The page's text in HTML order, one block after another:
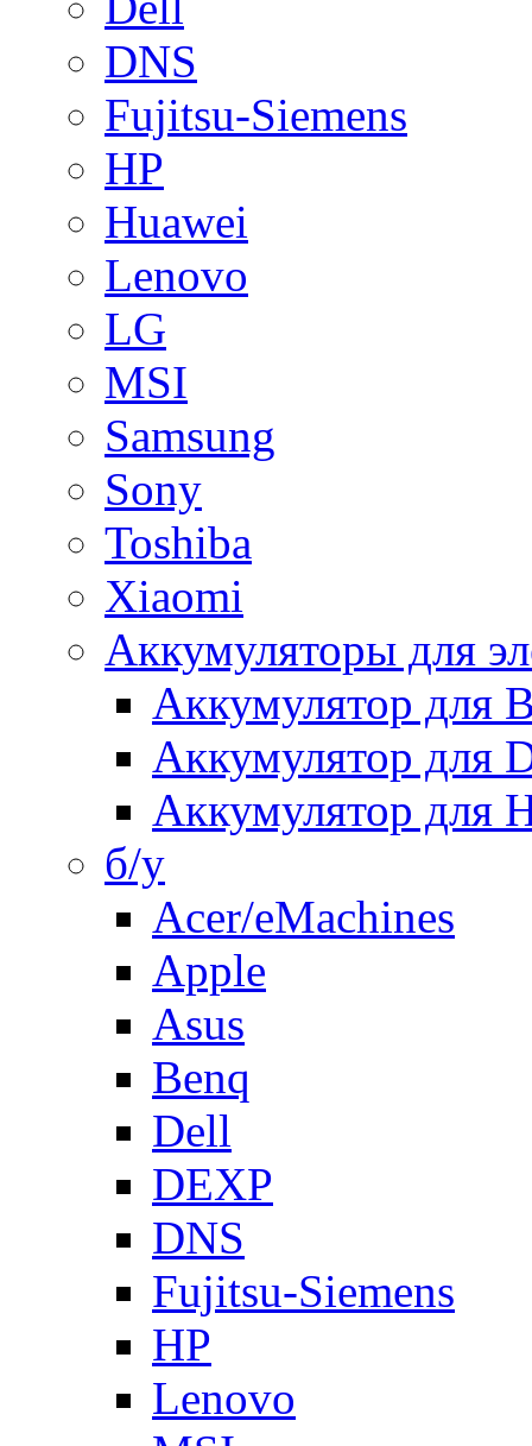
DNS
Fujitsu-Siemens
HP
Huawei
Lenovo
LG
MSI
Samsung
Sony
Toshiba
Xiaomi
Аккумуляторы для
Аккумулятор для
Аккумулятор для
Аккумулятор для
б/у
Acer/eMachines
Apple
Asus
Benq
Dell
DEXP
DNS
Fujitsu-Siemens
HP
Lenovo